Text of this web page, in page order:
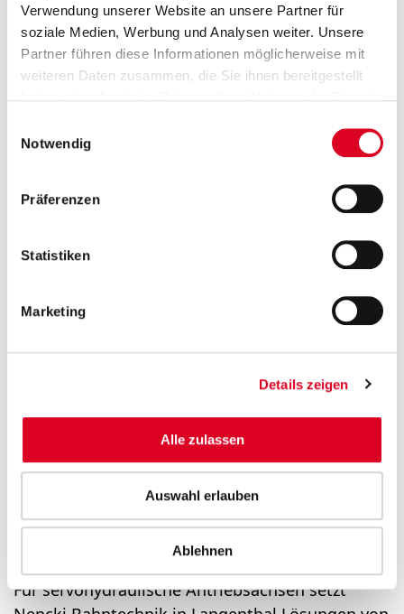
Verwendung unserer Website an unsere Partner für
soziale Medien, Werbung und Analysen weiter. Unsere
Partner führen diese Informationen möglicherweise mit
weiteren Daten zusammen, die Sie ihnen bereitgestellt
Notwendig
Präferenzen
Statistiken
Marketing
Details zeigen
Alle zulassen
Auswahl erlauben
Ablehnen
Hans Borer
Technischer Leiter
Nencki Bahntechnik AG, Langenthal, Schweiz
Für servohydraulische Antriebsachsen setzt